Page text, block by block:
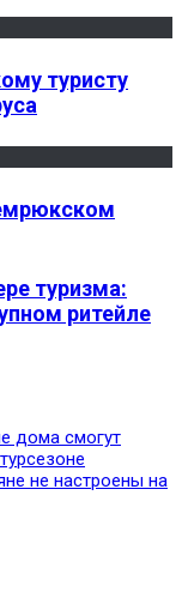
туристу
туризма:
ритейле
дома смогут
не настроены на